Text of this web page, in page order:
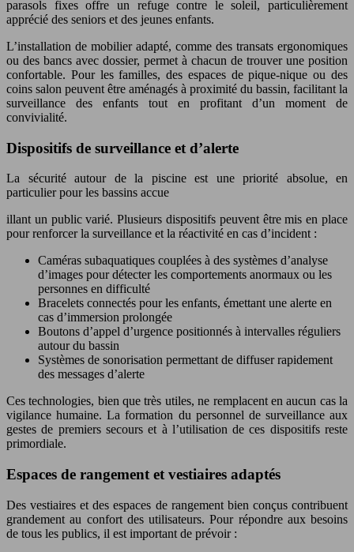
parasols fixes offre un refuge contre le soleil, particulièrement
apprécié des seniors et des jeunes enfants.
L’installation de mobilier adapté, comme des transats ergonomiques
ou des bancs avec dossier, permet à chacun de trouver une position
confortable. Pour les familles, des espaces de pique-nique ou des
coins salon peuvent être aménagés à proximité du bassin, facilitant la
surveillance des enfants tout en profitant d’un moment de
convivialité.
Dispositifs de surveillance et d’alerte
La sécurité autour de la piscine est une priorité absolue, en
particulier pour les bassins accue
illant un public varié. Plusieurs dispositifs peuvent être mis en place
pour renforcer la surveillance et la réactivité en cas d’incident :
Caméras subaquatiques couplées à des systèmes d’analyse
d’images pour détecter les comportements anormaux ou les
personnes en difficulté
Bracelets connectés pour les enfants, émettant une alerte en
cas d’immersion prolongée
Boutons d’appel d’urgence positionnés à intervalles réguliers
autour du bassin
Systèmes de sonorisation permettant de diffuser rapidement
des messages d’alerte
Ces technologies, bien que très utiles, ne remplacent en aucun cas la
vigilance humaine. La formation du personnel de surveillance aux
gestes de premiers secours et à l’utilisation de ces dispositifs reste
primordiale.
Espaces de rangement et vestiaires adaptés
Des vestiaires et des espaces de rangement bien conçus contribuent
grandement au confort des utilisateurs. Pour répondre aux besoins
de tous les publics, il est important de prévoir :